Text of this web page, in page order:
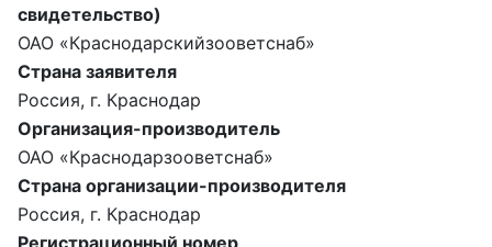
свидетельство)
ОАО «Краснодарскийзооветснаб»
Страна заявителя
Россия, г. Краснодар
Организация-производитель
ОАО «Краснодарзооветснаб»
Страна организации-производителя
Россия, г. Краснодар
Регистрационный номер